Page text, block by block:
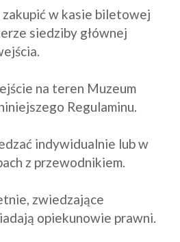
w kasie biletowej
siedziby głównej
na teren Muzeum
Regulaminu.
indywidualnie lub w
z przewodnikiem.
zwiedzające
opiekunowie prawni.